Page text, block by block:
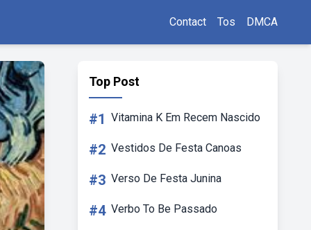
Contact Tos DMCA
Top Post
#1 Vitamina K Em Recem Nascido
#2 Vestidos De Festa Canoas
#3 Verso De Festa Junina
#4 Verbo To Be Passado